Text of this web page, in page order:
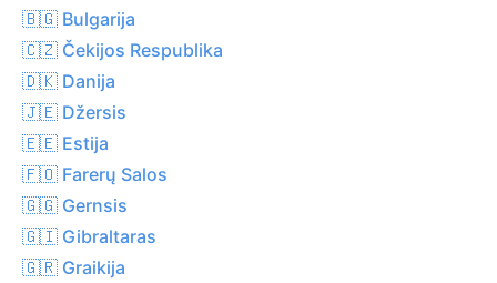
🇧🇬 Bulgarija
🇨🇿 Čekijos Respublika
🇩🇰 Danija
🇯🇪 Džersis
🇪🇪 Estija
🇫🇴 Farerų Salos
🇬🇬 Gernsis
🇬🇮 Gibraltaras
🇬🇷 Graikija